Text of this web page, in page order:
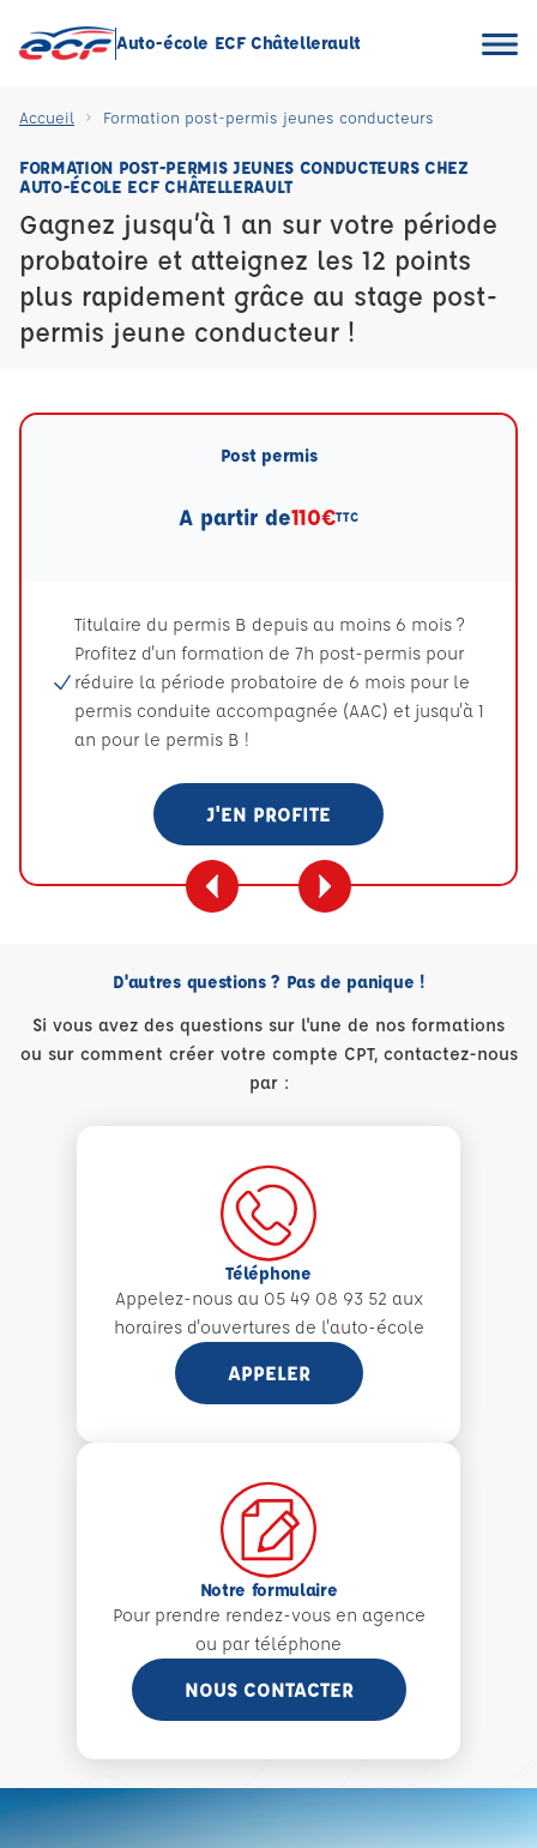
Auto-école ECF Châtellerault
Accueil Formation post-permis jeunes conducteurs
FORMATION POST-PERMIS JEUNES CONDUCTEURS CHEZ
AUTO-ÉCOLE ECF CHÂTELLERAULT
Gagnez jusqu’à 1 an sur votre période
probatoire et atteignez les 12 points
plus rapidement grâce au stage post-
permis jeune conducteur !
Post permis
A partir de110€TTC
Titulaire du permis B depuis au moins 6 mois ?
Profitez d'un formation de 7h post-permis pour
réduire la période probatoire de 6 mois pour le
permis conduite accompagnée (AAC) et jusqu'à 1
an pour le permis B !
J'EN PROFITE
D'autres questions ? Pas de panique !
Si vous avez des questions sur l'une de nos formations
ou sur comment créer votre compte CPT, contactez-nous
par :
Téléphone
Appelez-nous au 05 49 08 93 52 aux
horaires d'ouvertures de l'auto-école
APPELER
Notre formulaire
Pour prendre rendez-vous en agence
ou par téléphone
NOUS CONTACTER